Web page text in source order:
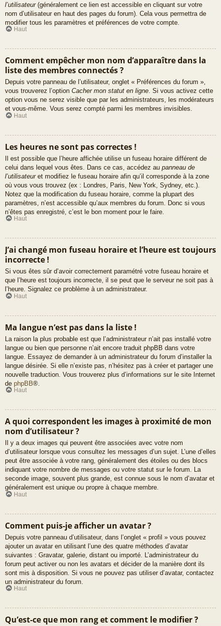
l’utilisateur(généralement ce lien est accessible en cliquant sur votre
nom d’utilisateur en haut des pages du forum). Cela vous permettra de
modifier tous les paramètres et préférences de votre compte.
Haut
Comment empêcher mon nom d’apparaître dans la
liste des membres connectés ?
Depuis votre panneau de l’utilisateur, onglet « Préférences du forum »,
vous trouverez l’option Cacher mon statut en ligne. Si vous activez cette
option vous ne serez visible que par les administrateurs, les modérateurs
et vous-même. Vous serez compté parmi les membres invisibles.
Haut
Les heures ne sont pas correctes !
Il est possible que l’heure affichée utilise un fuseau horaire différent de
celui dans lequel vous êtes. Dans ce cas, accédez au panneau de
l’utilisateuret modifiez le fuseau horaire afin qu’il corresponde à la zone
où vous vous trouvez (ex : Londres, Paris, New York, Sydney, etc.).
Notez que la modification du fuseau horaire, comme la plupart des
paramètres, n’est accessible qu’aux membres du forum. Donc si vous
n’êtes pas enregistré, c’est le bon moment pour le faire.
Haut
J’ai changé mon fuseau horaire et l’heure est toujours
incorrecte !
Si vous êtes sûr d’avoir correctement paramétré votre fuseau horaire et
que l’heure est toujours incorrecte, il se peut que le serveur ne soit pas à
l’heure. Signalez ce problème à un administrateur.
Haut
Ma langue n’est pas dans la liste !
La raison la plus probable est que l’administrateur n’ait pas installé votre
langue ou bien que personne n’ait encore traduit phpBB dans votre
langue. Essayez de demander à un administrateur du forum d’installer la
langue désirée. Si elle n’existe pas, n’hésitez pas à créer et partager une
nouvelle traduction. Vous trouverez plus d’informations sur le site Internet
de phpBB®.
Haut
A quoi correspondent les images à proximité de mon
nom d’utilisateur ?
Il y a deux images qui peuvent être associées avec votre nom
d’utilisateur lorsque vous consultez les messages d’un sujet. L’une d’elles
peut être associée à votre rang, généralement des étoiles ou des blocs
indiquant votre nombre de messages ou votre statut sur le forum. La
seconde image, souvent plus grande, est connue sous le nom d’avatar et
généralement est unique ou propre à chaque membre.
Haut
Comment puis-je afficher un avatar ?
Depuis votre panneau d’utilisateur, dans l’onglet « profil » vous pouvez
ajouter un avatar en utilisant l’une des quatre méthodes d’avatar
suivantes : Gravatar, galerie, distant ou importé. L’administrateur du
forum peut activer ou non les avatars et décider de la manière dont ils
sont mis à disposition. Si vous ne pouvez pas utiliser d’avatar, contactez
un administrateur du forum.
Haut
Qu’est-ce que mon rang et comment le modifier ?